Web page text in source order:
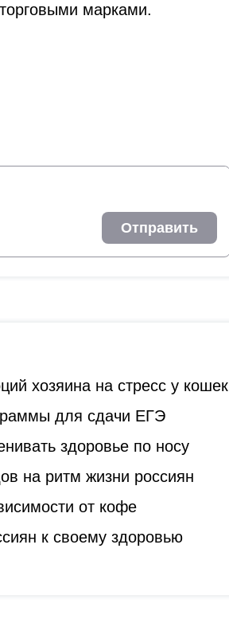
марками.
Отправить
хозяина на стресс у кошек
для сдачи ЕГЭ
здоровье по носу
на ритм жизни россиян
от кофе
к своему здоровью